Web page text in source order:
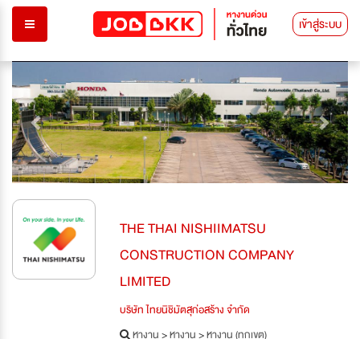
เข้าสู่ระบบ
THE THAI NISHIIMATSU
CONSTRUCTION COMPANY
LIMITED
บริษัท ไทยนิชิมัตสุก่อสร้าง จำกัด
หางาน>หางาน>หางาน (ทุกเขต)